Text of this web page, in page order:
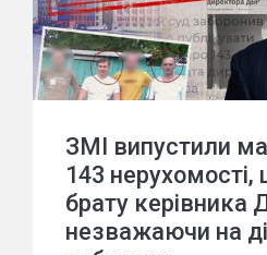
ЗМІ випустили
143
брату керівника
незважаючи на